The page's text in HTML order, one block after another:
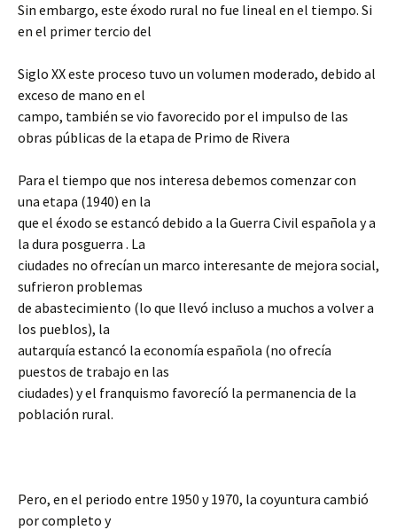
Sin embargo, este éxodo rural no fue lineal en el tiempo. Si
en el primer tercio del
Siglo XX este proceso tuvo un volumen moderado, debido al
exceso de mano en el
campo, también se vio favorecido por el impulso de las
obras públicas de la etapa de Primo de Rivera
Para el tiempo que nos interesa debemos comenzar con
una etapa (1940) en la
que el éxodo se estancó debido a la Guerra Civil española y a
la dura posguerra . La
ciudades no ofrecían un marco interesante de mejora social,
sufrieron problemas
de abastecimiento (lo que llevó incluso a muchos a volver a
los pueblos), la
autarquía estancó la economía española (no ofrecía
puestos de trabajo en las
ciudades) y el franquismo favorecíó la permanencia de la
población rural.
Pero, en el periodo entre 1950 y 1970, la coyuntura cambió
por completo y